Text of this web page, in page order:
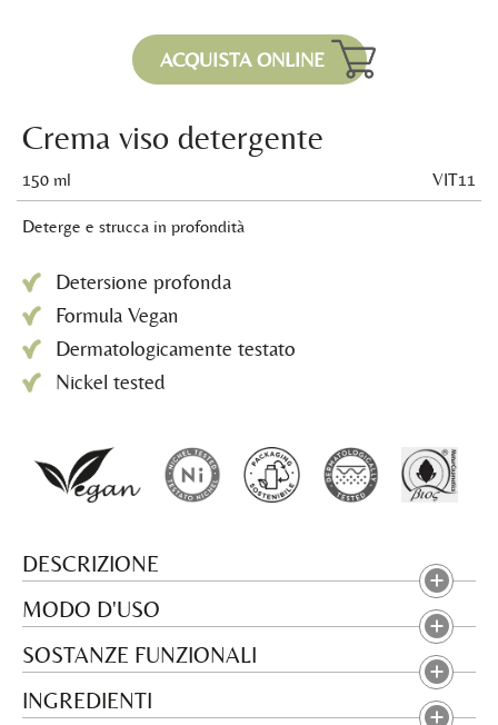
ACQUISTA ONLINE
Crema viso detergente
150 ml VIT11
Deterge e strucca in profondità
Detersione profonda
Formula Vegan
Dermatologicamente testato
Nickel tested
DESCRIZIONE
MODO D'USO
SOSTANZE FUNZIONALI
INGREDIENTI